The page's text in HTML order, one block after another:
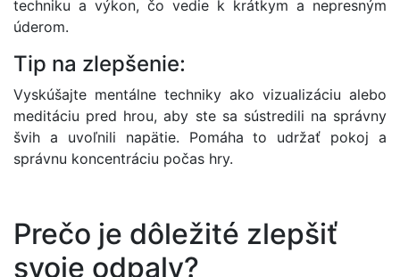
techniku a výkon, čo vedie k krátkym a nepresným
úderom.
Tip na zlepšenie:
Vyskúšajte mentálne techniky ako vizualizáciu alebo
meditáciu pred hrou, aby ste sa sústredili na správny
švih a uvoľnili napätie. Pomáha to udržať pokoj a
správnu koncentráciu počas hry.
Prečo je dôležité zlepšiť
svoje odpaly?